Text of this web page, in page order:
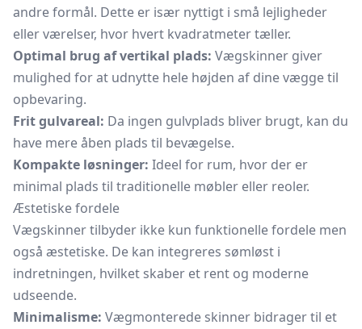
andre formål. Dette er især nyttigt i små lejligheder
eller værelser, hvor hvert kvadratmeter tæller.
Optimal brug af vertikal plads: Vægskinner giver
mulighed for at udnytte hele højden af dine vægge til
opbevaring.
Frit gulvareal: Da ingen gulvplads bliver brugt, kan du
have mere åben plads til bevægelse.
Kompakte løsninger: Ideel for rum, hvor der er
minimal plads til traditionelle møbler eller reoler.
Æstetiske fordele
Vægskinner tilbyder ikke kun funktionelle fordele men
også æstetiske. De kan integreres sømløst i
indretningen, hvilket skaber et rent og moderne
udseende.
Minimalisme: Vægmonterede skinner bidrager til et